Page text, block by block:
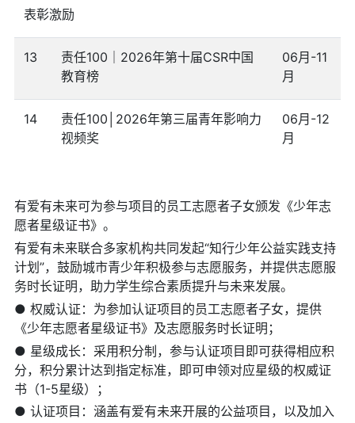
表彰激励
13
责任100｜2026年第十届CSR中国
教育榜
06月-11
月
14
责任100│2026年第三届青年影响力
视频奖
06月-12
月
有爱有未来可为参与项目的员工志愿者子女颁发《少年志
愿者星级证书》。
有爱有未来联合多家机构共同发起“知行少年公益实践支持
计划”，鼓励城市青少年积极参与志愿服务，并提供志愿服
务时长证明，助力学生综合素质提升与未来发展。
● 权威认证：为参加认证项目的员工志愿者子女，提供
《少年志愿者星级证书》及志愿服务时长证明；
● 星级成长：采用积分制，参与认证项目即可获得相应积
分，积分累计达到指定标准，即可申领对应星级的权威证
书（1-5星级）；
● 认证项目：涵盖有爱有未来开展的公益项目，以及加入